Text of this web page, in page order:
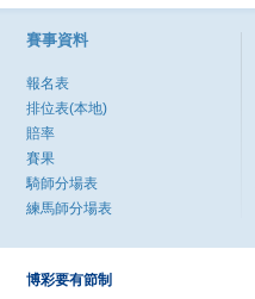
賽事資料
報名表
排位表(本地)
賠率
賽果
騎師分場表
練馬師分場表
博彩要有節制